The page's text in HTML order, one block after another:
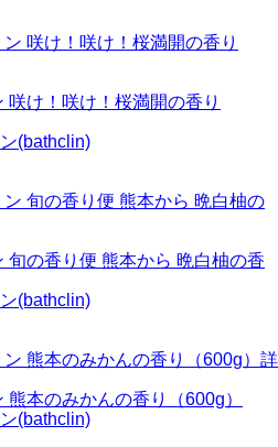
咲け！咲け！桜満開の香り
(bathclin)
旬の香り便 熊本から 晩白柚の香
(bathclin)
詳
熊本のみかんの香り（600g）
(bathclin)